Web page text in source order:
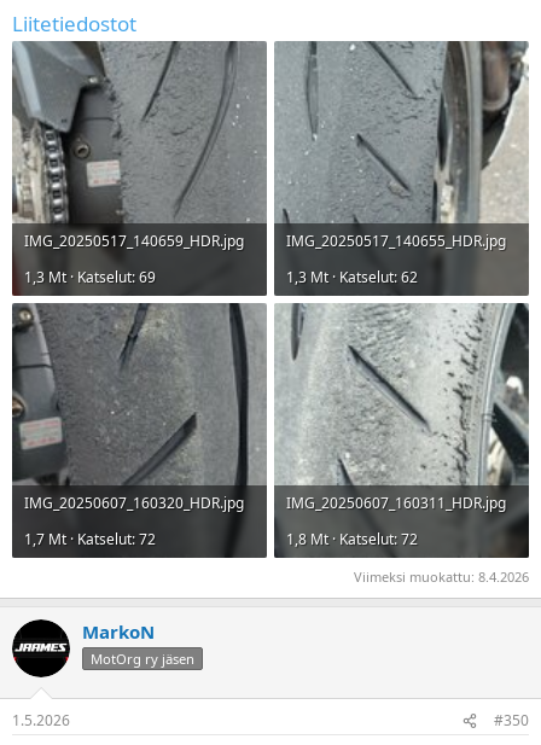
Liitetiedostot
IMG_20250517_140659_HDR.jpg
1,3 Mt · Katselut: 69
IMG_20250517_140655_HDR.jpg
1,3 Mt · Katselut: 62
IMG_20250607_160320_HDR.jpg
1,7 Mt · Katselut: 72
IMG_20250607_160311_HDR.jpg
1,8 Mt · Katselut: 72
Viimeksi muokattu: 8.4.2026
MarkoN
MotOrg ry jäsen
1.5.2026 #350